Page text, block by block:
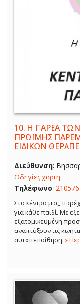
10. Η ΠΑΡΕΑ
ΠΡΩΪΜΗΣ
ΕΙΔΙΚΩΝ
Διεύθυνση:
Οδηγίες χάρτη
Τηλέφωνο:
Στο κέντρο μας,
για κάθε παιδί. Με
εξατομικευμένη
αναπτύξουν τις
αυτοπεποίθηση. »